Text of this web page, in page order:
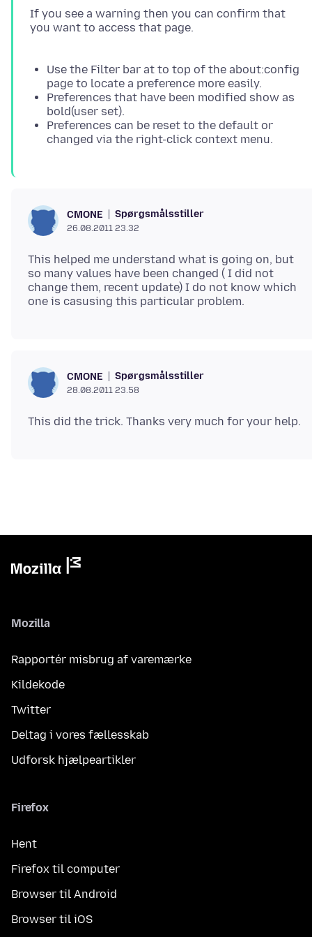
If you see a warning then you can confirm that
you want to access that page.
Use the Filter bar at to top of the about:config
page to locate a preference more easily.
Preferences that have been modified show as
bold(user set).
Preferences can be reset to the default or
changed via the right-click context menu.
CMONE Spørgsmålsstiller
26.08.2011 23.32
This helped me understand what is going on, but
so many values have been changed ( I did not
change them, recent update) I do not know which
CMONE Spørgsmålsstiller
28.08.2011 23.58
Mozilla
Rapportér misbrug af varemærke
Kildekode
Twitter
Deltag i vores fællesskab
Udforsk hjælpeartikler
Firefox
Hent
Firefox til computer
Browser til Android
Browser til iOS